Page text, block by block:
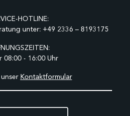
HOTLINE:
unter: +49 2336 – 8193175
08:00 - 16:00 Uhr
Kontaktformular